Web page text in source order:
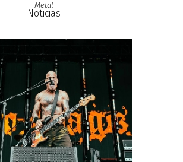
Metal
Noticias